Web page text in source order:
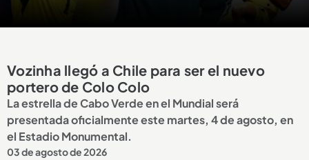
Vozinha llegó a Chile para ser el nuevo
portero de Colo Colo
La estrella de Cabo Verde en el Mundial será
presentada oficialmente este martes, 4 de agosto, en
el Estadio Monumental.
03 de agosto de 2026